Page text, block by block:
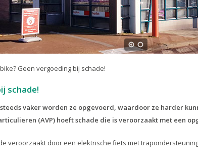
Geen vergoeding bij schade!
schade!
vaker worden ze opgevoerd, waardoor ze harder
(AVP) hoeft schade die is veroorzaakt met een
veroorzaakt door een elektrische fiets met